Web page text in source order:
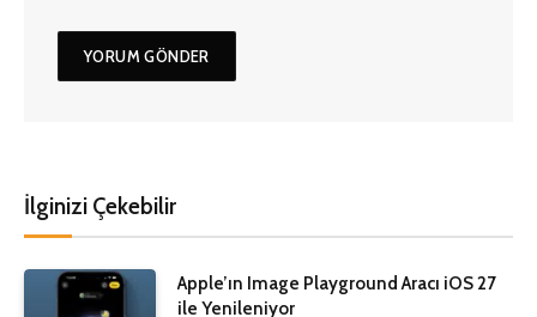
İlginizi Çekebilir
Apple’ın Image Playground Aracı iOS 27
ile Yenileniyor